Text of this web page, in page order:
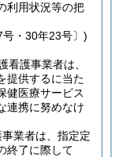
利用状況等の把
・30年23号〕)
看護事業者は、
提供するに当た
健医療サービス
連携に努めなけ
業者は、指定定
終了に際して